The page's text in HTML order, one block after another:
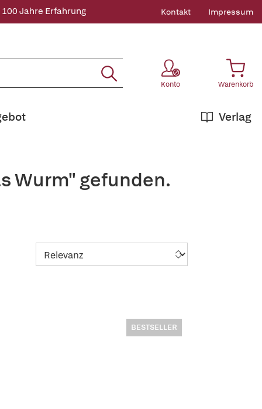
100 Jahre Erfahrung Kontakt Impressum
Konto Warenkorb
Verlag
Wurm" gefunden.
BESTSELLER